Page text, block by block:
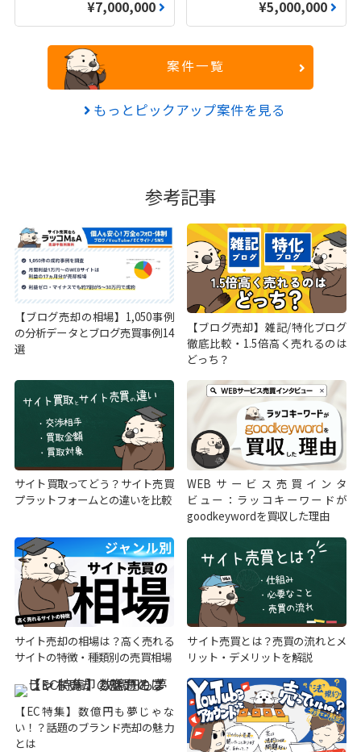
¥7,000,000 ¥5,000,000
案件一覧
もっとピックアップ案件を見る
参考記事
【ブログ売却の相場】1,050事例
の分析データとブログ売買事例14
選
【ブログ売却】雑記/特化ブログ
徹底比較・1.5倍高く売れるのは
どっち？
サイト買取ってどう？サイト売買
プラットフォームとの違いを比較
WEBサービス売買インタ
ビュー：ラッコキーワードが
goodkeywordを買収した理由
サイト売却の相場は？高く売れる
サイトの特徴・種類別の売買相場
サイト売買とは？売買の流れとメ
リット・デメリットを解説
【EC特集】数億円も夢じゃな
い！？話題のブランド売却の魅力
とは